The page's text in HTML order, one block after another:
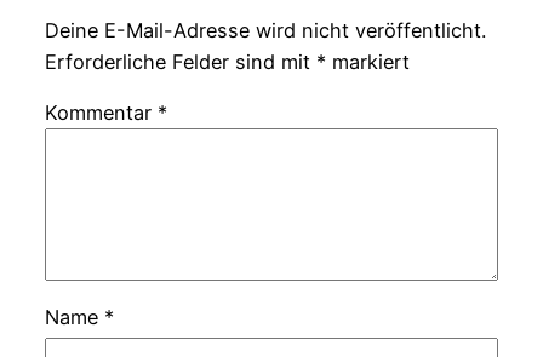
Deine E-Mail-Adresse wird nicht veröffentlicht.
Erforderliche Felder sind mit * markiert
Kommentar *
Name *